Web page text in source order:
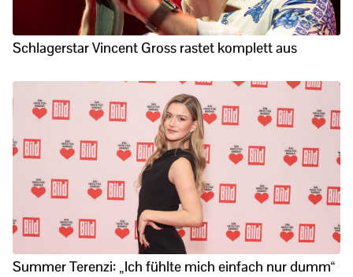
Schlagerstar Vincent Gross rastet komplett aus
Summer Terenzi: „Ich fühlte mich einfach nur dumm“